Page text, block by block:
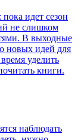
идет сезон
не слишком
В выходные
новых идей для
уделить
книги.
наблюдать